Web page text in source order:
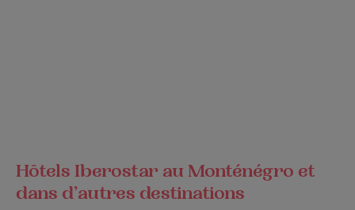
Hôtels Iberostar au Monténégro et
dans d’autres destinations